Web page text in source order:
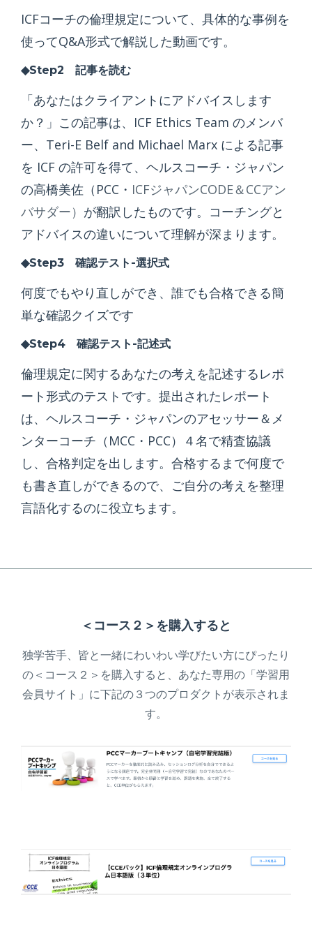
ICFコーチの倫理規定について、具体的な事例を
使ってQ&A形式で解説した動画です。
◆Step2 記事を読む
「あなたはクライアントにアドバイスします
か？」 この記事は、ICF Ethics Team のメンバ
ー、Teri-E Belf and Michael Marx による記事
を ICF の許可を得て、ヘルスコーチ・ジャパン
の高橋美佐（PCC・ ICFジャパンCODE＆CCアン
バサダー） が翻訳したものです。コーチングと
アドバイスの違いについて理解が深まります。
◆Step3 確認テスト-選択式
何度でもやり直しができ、誰でも合格できる簡
単な確認クイズです
◆Step4 確認テスト-記述式
倫理規定に関するあなたの考えを記述するレポ
ート形式のテストです。提出されたレポート
は、ヘルスコーチ・ジャパンのアセッサー＆メ
ンターコーチ（MCC・PCC）４名で精査協議
し、合格判定を出します。合格するまで何度で
も書き直しができるので、ご自分の考えを整理
言語化するのに役立ちます。
＜コース２＞を購入すると
独学苦手、皆と一緒にわいわい学びたい方にぴったり
の＜コース２＞を購入すると、あなた専用の「学習用
会員サイト」に下記の３つのプロダクトが表示されま
す。